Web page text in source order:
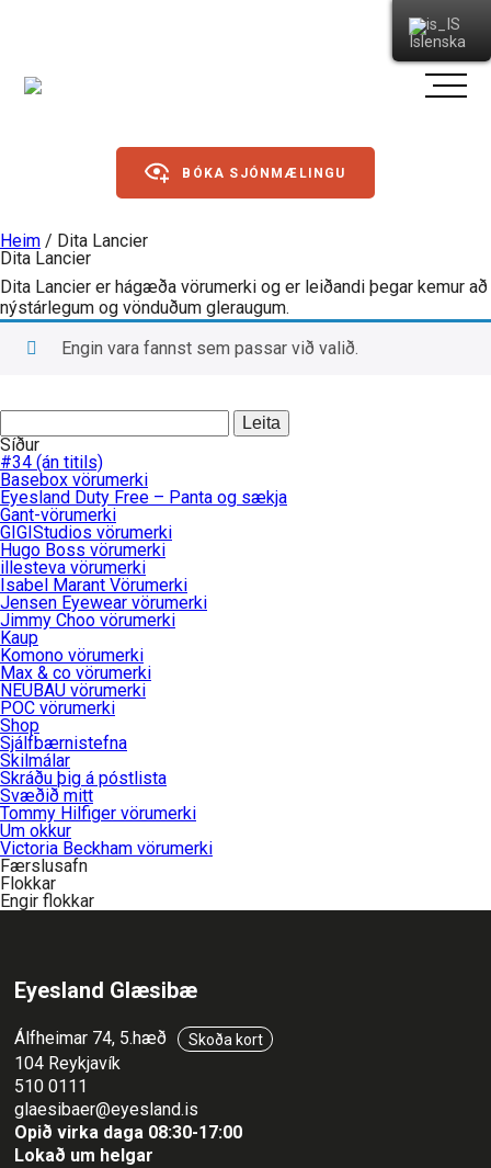
Gleraugu
Sólgleraugu
Dagslinsur
Mánaðarlinsur
Linsuvökvi
Annað
Augnmeðferðir
Augndropar/gervitár
Augnhvílur
Gleraugnaklútar og sprey
Linsuvökvi
Vítamín
Sjálfbærni
ISK
EUR
GBP
ISK
USD
BÓKA SJÓNMÆLINGU
Heim / Dita Lancier
Dita Lancier
Dita Lancier er hágæða vörumerki og er leiðandi þegar kemur að
nýstárlegum og vönduðum gleraugum.
Engin vara fannst sem passar við valið.
Leita
að:
Síður
#34 (án titils)
Basebox vörumerki
Eyesland Duty Free – Panta og sækja
Gant-vörumerki
GIGIStudios vörumerki
Hugo Boss vörumerki
illesteva vörumerki
Isabel Marant Vörumerki
Jensen Eyewear vörumerki
Jimmy Choo vörumerki
Kaup
Komono vörumerki
Max & co vörumerki
NEUBAU vörumerki
POC vörumerki
Shop
Sjálfbærnistefna
Skilmálar
Skráðu þig á póstlista
Svæðið mitt
Tommy Hilfiger vörumerki
Um okkur
Victoria Beckham vörumerki
Færslusafn
Flokkar
Engir flokkar
Eyesland Glæsibæ
Álfheimar 74, 5.hæð Skoða kort
104 Reykjavík
510 0111
glaesibaer@eyesland.is
Opið virka daga 08:30-17:00
Lokað um helgar
Íslenska